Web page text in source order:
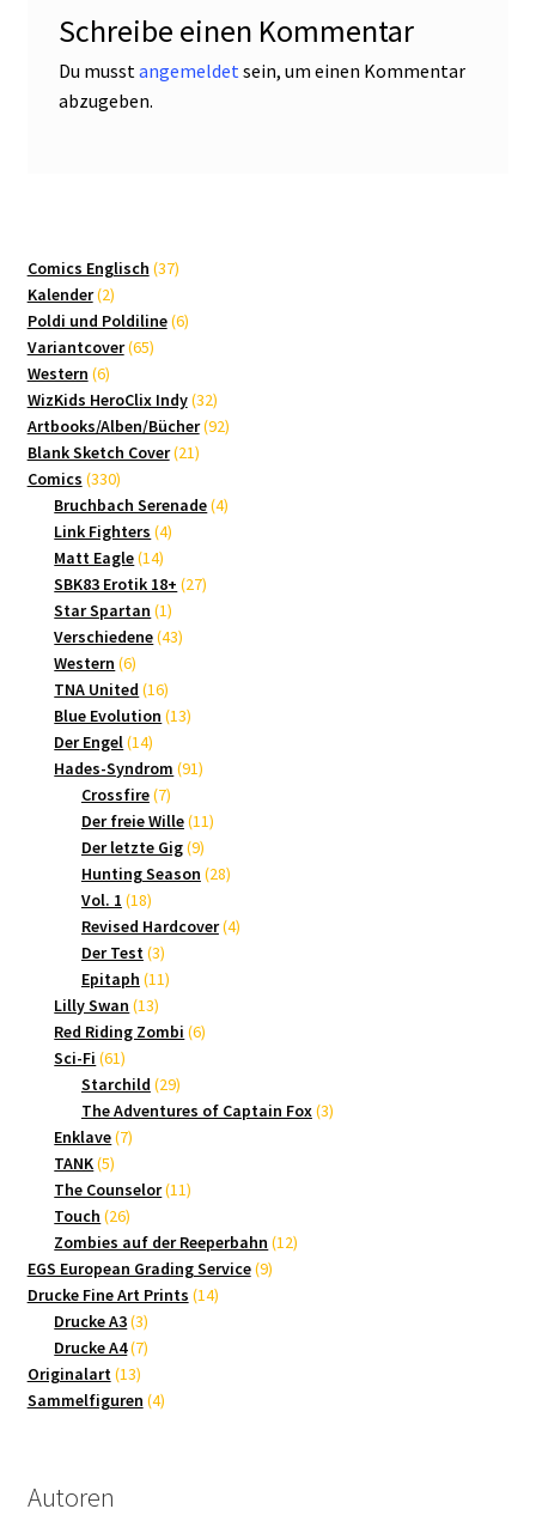
Schreibe einen Kommentar
Du musst angemeldet sein, um einen Kommentar
abzugeben.
Comics Englisch 3737
Kalender 22
Produkte
Poldi und Poldiline 66
Variantcover 6565
Western 66
Produkte
WizKids HeroClix Indy 3232
Produkte
Artbooks/Alben/Bücher 9292
Blank Sketch Cover 2121
Comics 330330
Produkte
Bruchbach Serenade 44
Link Fighters 44
Matt Eagle 1414
Produkte
SBK83 Erotik 18+ 2727
Star Spartan 11
Produkt
Verschiedene 4343
Western 66
Produkte
TNA United 1616
Produkte
Blue Evolution 1313
Der Engel 1414
Produkte
Hades-Syndrom 9191
Crossfire 77
Produkte
Der freie Wille 1111
Der letzte Gig 99
Produkte
Hunting Season 2828
Vol. 1 1818
Produkte
Revised Hardcover 44
Der Test 33
Produkte
Epitaph 1111
Lilly Swan 1313
Produkte
Red Riding Zombi 66
Sci-Fi 6161
Produkte
Starchild 2929
Produkte
The Adventures of Captain Fox 33
Enklave 77
TANK 55
Produkte
The Counselor 1111
Touch 2626
Produkte
Zombies auf der Reeperbahn 1212
EGS European Grading Service 99
Drucke Fine Art Prints 1414
Drucke A3 33
Produkte
Drucke A4 77
Originalart 1313
Produkte
Sammelfiguren 44
Autoren